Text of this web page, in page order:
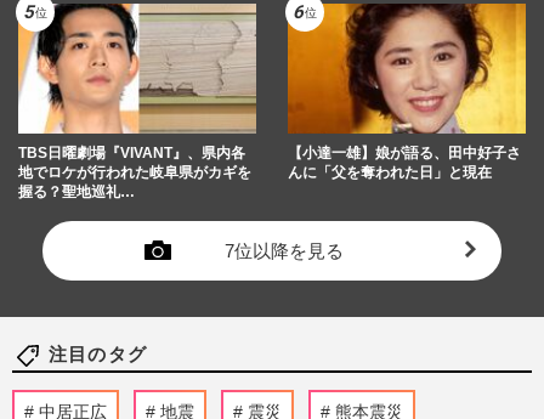
TBS日曜劇場『VIVANT』、県内各
地でロケが行われた岐阜県がカギを
握る？聖地巡礼…
【小達一雄】娘が語る、田中好子さ
んに「父を奪われた日」と現在
7位以降を見る
注目のタグ
中居正広 地震 震災 熊本震災